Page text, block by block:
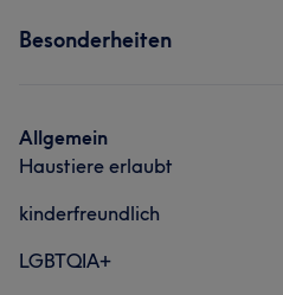
Besonderheiten
Allgemein
Haustiere erlaubt
kinderfreundlich
LGBTQIA+